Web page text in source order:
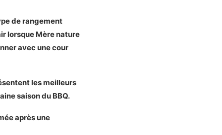
de rangement
lorsque Mère nature
avec une cour
les meilleurs
saison du BBQ.
après une